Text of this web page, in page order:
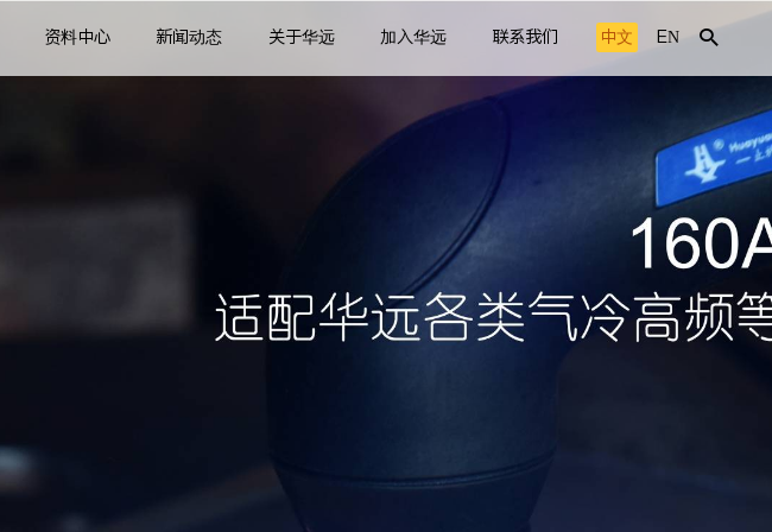
资料中心 新闻动态 关于华远 加入华远 联系我们 中文 EN 